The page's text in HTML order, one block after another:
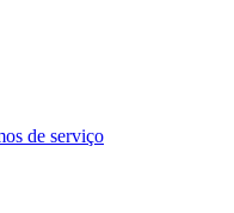
de serviço